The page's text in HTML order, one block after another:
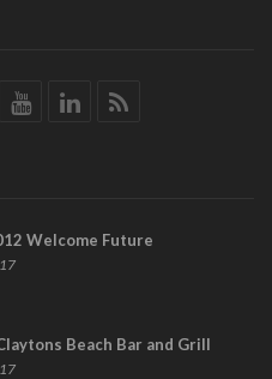
Welcome Future
Beach Bar and Grill